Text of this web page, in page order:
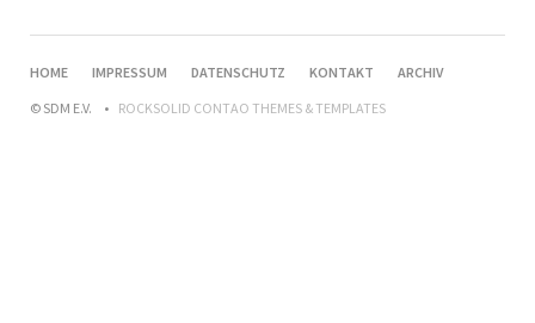
HOME IMPRESSUM DATENSCHUTZ KONTAKT
ARCHIV
© SDM E.V.
ROCKSOLID CONTAO THEMES & TEMPLATES